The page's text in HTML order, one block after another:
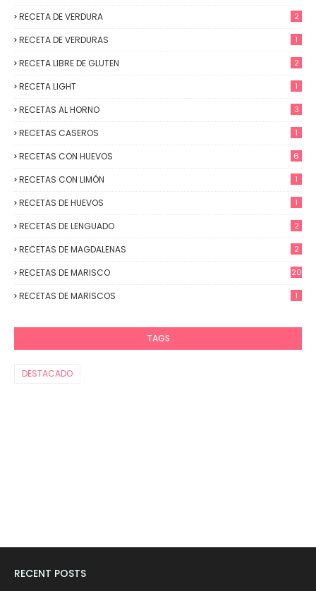
RECETA DE VERDURA 2
RECETA DE VERDURAS 1
RECETA LIBRE DE GLUTEN 2
RECETA LIGHT 1
RECETAS AL HORNO 3
RECETAS CASEROS 1
RECETAS CON HUEVOS 6
RECETAS CON LIMÓN 1
RECETAS DE HUEVOS 1
RECETAS DE LENGUADO 2
RECETAS DE MAGDALENAS 2
RECETAS DE MARISCO 20
RECETAS DE MARISCOS 1
TAGS
DESTACADO
RECENT POSTS